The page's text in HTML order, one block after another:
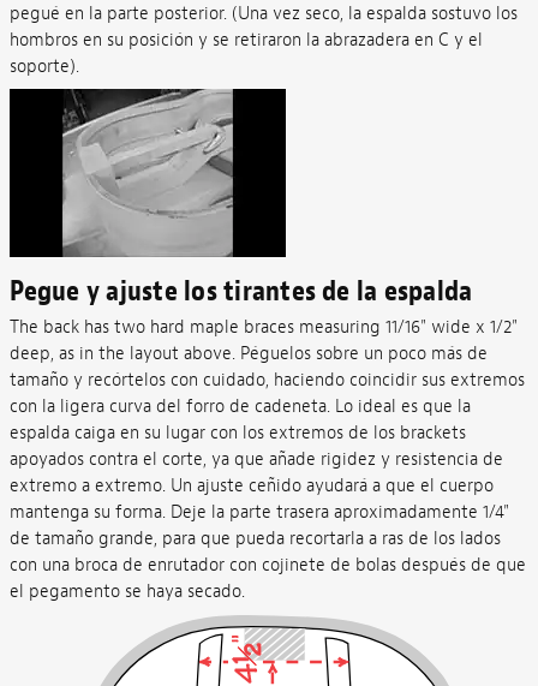
pegué en la parte posterior. (Una vez seco, la espalda sostuvo los
hombros en su posición y se retiraron la abrazadera en C y el
soporte).
Pegue y ajuste los tirantes de la espalda
The back has two hard maple braces measuring 11/16" wide x 1/2"
deep, as in the layout above. Péguelos sobre un poco más de
tamaño y recórtelos con cuidado, haciendo coincidir sus extremos
con la ligera curva del forro de cadeneta. Lo ideal es que la
espalda caiga en su lugar con los extremos de los brackets
apoyados contra el corte, ya que añade rigidez y resistencia de
extremo a extremo. Un ajuste ceñido ayudará a que el cuerpo
mantenga su forma. Deje la parte trasera aproximadamente 1/4"
de tamaño grande, para que pueda recortarla a ras de los lados
con una broca de enrutador con cojinete de bolas después de que
el pegamento se haya secado.